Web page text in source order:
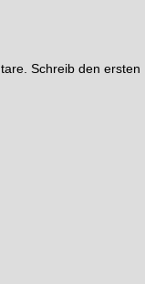
Schreib den ersten